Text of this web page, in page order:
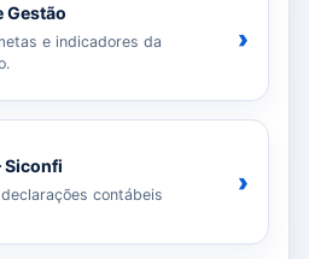
Gestão
e indicadores da
›
Siconfi
contábeis ›